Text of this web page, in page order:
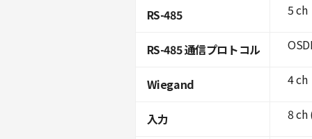
RS-485
RS-485 通信プロトコル
Wiegand
入力
5 ch
4 ch
8 ch